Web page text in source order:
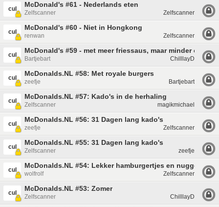
cul
McDonald's #61 - Nederlands eten
Zelfscanner Zelfscanner
cul
McDonald's #60 - Niet in Hongkong
renwan Zelfscanner
cul
McDonald's #59 - met meer friessaus, maar minder
Bartjebart ChilllayD
cul
McDonalds.NL #58: Met royale burgers
zeefje Bartjebart
cul
McDonalds.NL #57: Kado's in de herhaling
Zelfscanner magikmichael
cul
McDonalds.NL #56: 31 Dagen lang kado's
zeefje Zelfscanner
cul
McDonalds.NL #55: 31 Dagen lang kado's
Zelfscanner zeefje
cul
McDonalds.NL #54: Lekker hamburgertjes en nuggets
wolfrolf Zelfscanner
cul
McDonalds.NL #53: Zomer
Zelfscanner ChilllayD